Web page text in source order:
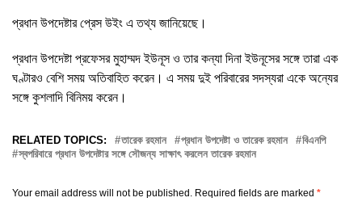
প্রধান উপদেষ্টার প্রেস উইং এ তথ্য জানিয়েছে।
প্রধান উপদেষ্টা প্রফেসর মুহাম্মদ ইউনূস ও তার কন্যা দিনা ইউনূসের সঙ্গে তারা এক
ঘণ্টারও বেশি সময় অতিবাহিত করেন। এ সময় দুই পরিবারের সদস্যরা একে অন্যের
সঙ্গে কুশলাদি বিনিময় করেন।
RELATED TOPICS: তারেক রহমান প্রধান উপদেষ্টা ও তারেক রহমান
বিএনপি
স্বপরিবারে প্রধান উপদেষ্টার সঙ্গে সৌজন্য সাক্ষাৎ করলেন তারেক রহমান
Your email address will not be published. Required fields are marked *